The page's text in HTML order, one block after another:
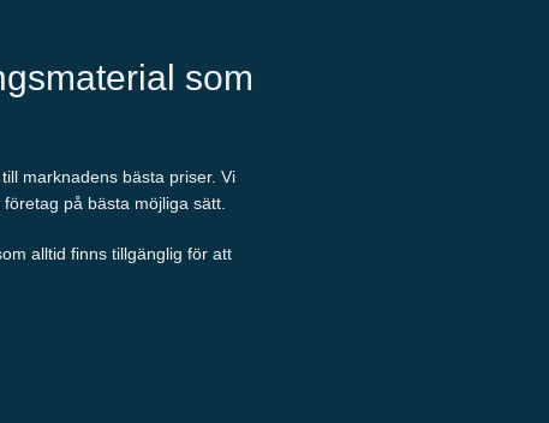
som
marknadens bästa priser. Vi
på bästa möjliga sätt.
alltid finns tillgänglig för att